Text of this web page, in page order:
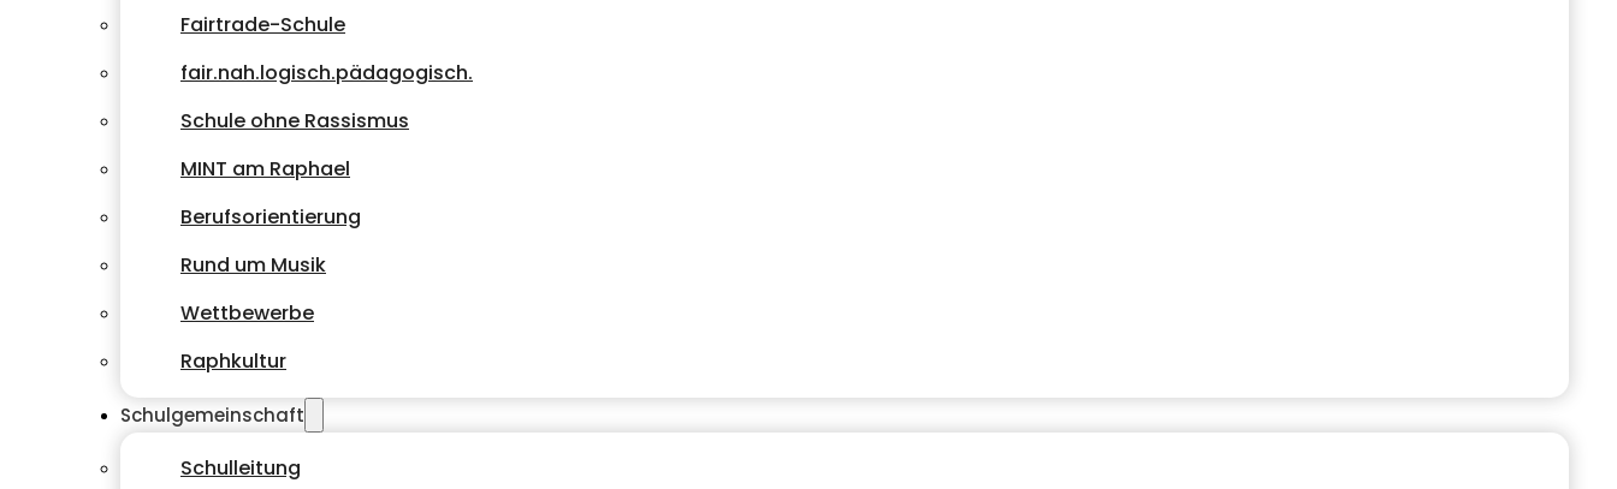
Fairtrade-Schule
fair.nah.logisch.pädagogisch.
Schule ohne Rassismus
MINT am Raphael
Berufsorientierung
Rund um Musik
Wettbewerbe
Raphkultur
Schulgemeinschaft
Schulleitung